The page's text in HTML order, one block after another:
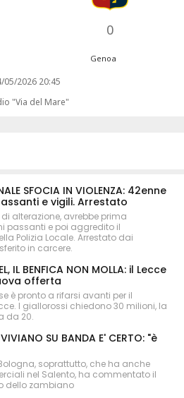
0
Genoa
05/2026 20:45
"Via del Mare"
SFOCIA IN VIOLENZA: 42enne
e vigili. Arrestato
di alterazione, avrebbe prima
passanti e poi aggredito il
Polizia Locale. Arrestato dai
in carcere.
IL BENFICA NON MOLLA: il Lecce
offerta
è pronto a rifarsi avanti per il
I giallorossi chiedono 30 milioni, la
da 20.
VIVIANO SU BANDA E' CERTO: "è
soprattutto, che ha anche
nel Salento, ha commentato il
dello zambiano